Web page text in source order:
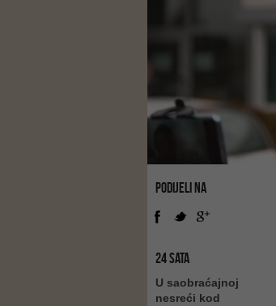
PODIJELI NA
24 SATA
U saobraćajnoj
nesreći kod